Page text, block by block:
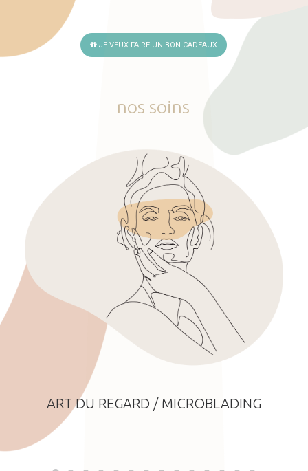
JE VEUX FAIRE UN BON CADEAUX
nos soins
ART DU REGARD / MICROBLADING